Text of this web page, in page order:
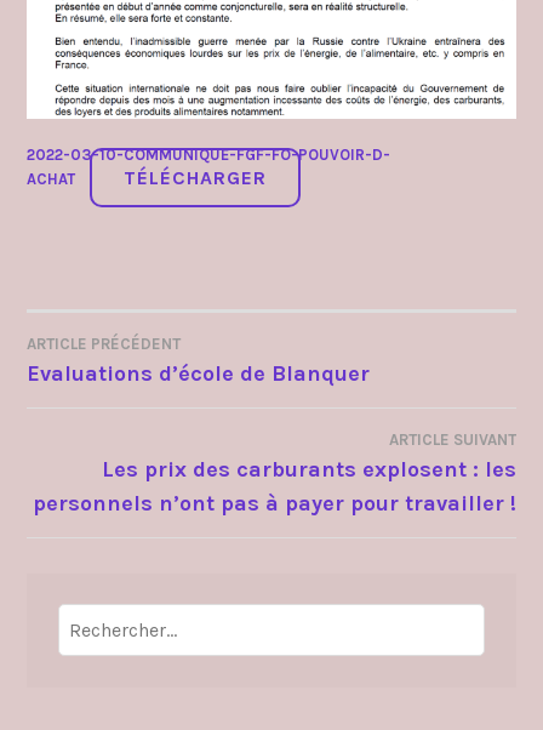
revenus
2022-03-10-COMMUNIQUE-FGF-FO-POUVOIR-D-
ACHAT
TÉLÉCHARGER
NAVIGATION
L’ARTICLE
ARTICLE PRÉCÉDENT
Evaluations d’école de Blanquer
ARTICLE SUIVANT
Les prix des carburants explosent : les
personnels n’ont pas à payer pour travailler !
Rechercher :